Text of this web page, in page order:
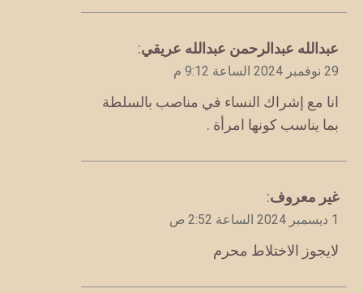
يقول
عبدالله عبدالرحمن عبدالله عريقي:
29 نوفمبر 2024 الساعة 9:12 م
انا مع إشراك النساء في مناصب بالسلطة
بما يناسب كونها امرأة .
يقول
غير معروف:
1 ديسمبر 2024 الساعة 2:52 ص
لايجوز الاختلاط محرم